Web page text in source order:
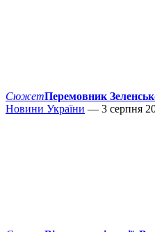
СюжетПеремовник
Новини України — 3 серпня